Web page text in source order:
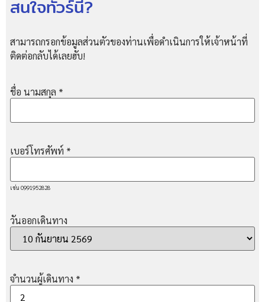
สนใจทัวร์นี้?
สามารถกรอกข้อมูลส่วนตัวของท่านเพื่อดำเนินการให้เจ้าหน้าที่
ติดต่อกลับได้เลยฮับ!
ชื่อ นามสกุล *
เบอร์โทรศัพท์ *
เช่น 0991952828
วันออกเดินทาง
จำนวนผู้เดินทาง *